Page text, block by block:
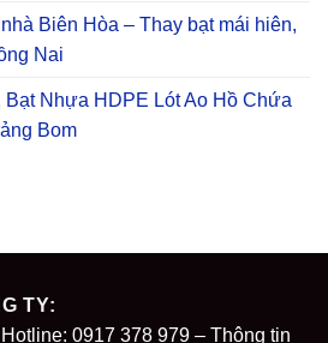
Biên Hòa – Thay bạt mái hiên,
Nai
Bạt Nhựa HDPE Lót Ao Hồ Chứa
Bom
TY:
0917 378 979 – Thông tin